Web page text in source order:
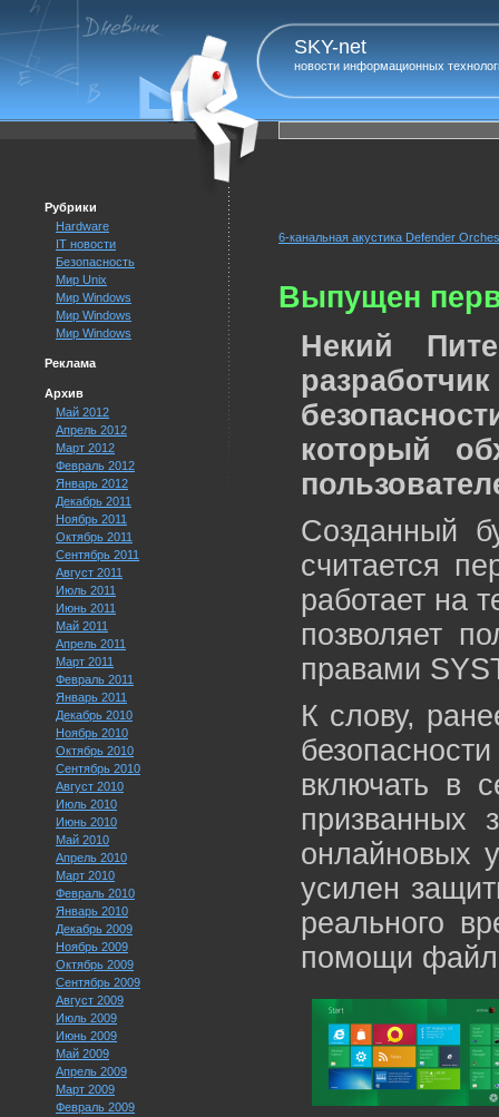
SKY-net
новости информационных
Рубрики
Hardware
IT новости
Безопасность
Мир Unix
Мир Windows
Мир Windows
Мир Windows
Реклама
Архив
Май 2012
Апрель 2012
Март 2012
Февраль 2012
Январь 2012
Декабрь 2011
Ноябрь 2011
Октябрь 2011
Сентябрь 2011
Август 2011
Июль 2011
Июнь 2011
Май 2011
Апрель 2011
Март 2011
Февраль 2011
Январь 2011
Декабрь 2010
Ноябрь 2010
Октябрь 2010
Сентябрь 2010
Август 2010
Июль 2010
Июнь 2010
Май 2010
Апрель 2010
Март 2010
Февраль 2010
Январь 2010
Декабрь 2009
Ноябрь 2009
Октябрь 2009
Сентябрь 2009
Август 2009
Июль 2009
Июнь 2009
Май 2009
Апрель 2009
Март 2009
Февраль 2009
6-канальная акустика Defender
Выпущен
Некий
который
Созданный
считается
работает на
позволяет
правами
К слову,
включать в
призванных
онлайновых
усилен
реального
помощи